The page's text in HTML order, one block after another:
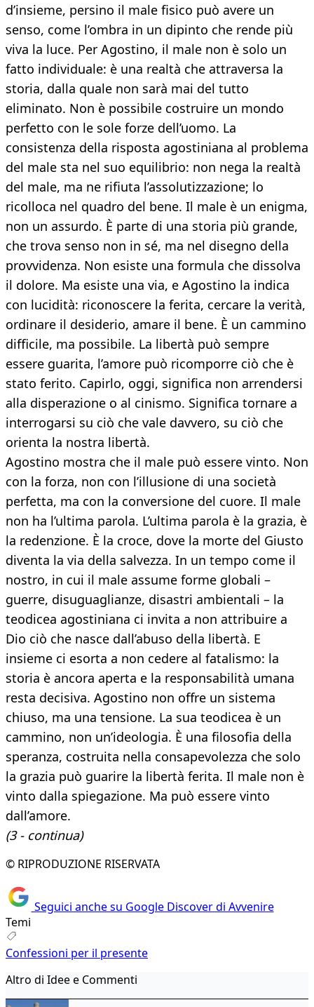
d’insieme, persino il male fisico può avere un
senso, come l’ombra in un dipinto che rende più
viva la luce. Per Agostino, il male non è solo un
fatto individuale: è una realtà che attraversa la
storia, dalla quale non sarà mai del tutto
eliminato. Non è possibile costruire un mondo
perfetto con le sole forze dell’uomo. La
consistenza della risposta agostiniana al problema
del male sta nel suo equilibrio: non nega la realtà
del male, ma ne rifiuta l’assolutizzazione; lo
ricolloca nel quadro del bene. Il male è un enigma,
non un assurdo. È parte di una storia più grande,
che trova senso non in sé, ma nel disegno della
provvidenza. Non esiste una formula che dissolva
il dolore. Ma esiste una via, e Agostino la indica
con lucidità: riconoscere la ferita, cercare la verità,
ordinare il desiderio, amare il bene. È un cammino
difficile, ma possibile. La libertà può sempre
essere guarita, l’amore può ricomporre ciò che è
stato ferito. Capirlo, oggi, significa non arrendersi
alla disperazione o al cinismo. Significa tornare a
interrogarsi su ciò che vale davvero, su ciò che
orienta la nostra libertà.
Agostino mostra che il male può essere vinto. Non
con la forza, non con l’illusione di una società
perfetta, ma con la conversione del cuore. Il male
non ha l’ultima parola. L’ultima parola è la grazia, è
la redenzione. È la croce, dove la morte del Giusto
diventa la via della salvezza. In un tempo come il
nostro, in cui il male assume forme globali –
guerre, disuguaglianze, disastri ambientali – la
teodicea agostiniana ci invita a non attribuire a
Dio ciò che nasce dall’abuso della libertà. E
insieme ci esorta a non cedere al fatalismo: la
storia è ancora aperta e la responsabilità umana
resta decisiva. Agostino non offre un sistema
chiuso, ma una tensione. La sua teodicea è un
cammino, non un’ideologia. È una filosofia della
speranza, costruita nella consapevolezza che solo
la grazia può guarire la libertà ferita. Il male non è
vinto dalla spiegazione. Ma può essere vinto
dall’amore.
(3 - continua)
© RIPRODUZIONE RISERVATA
Seguici anche su Google Discover di Avvenire
Temi
Confessioni per il presente
Altro di Idee e Commenti